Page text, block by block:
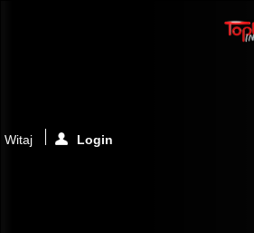
Witaj Login